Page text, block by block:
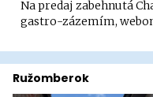
Na predaj zabehnutá
gastro-zázemím,
Ružomberok